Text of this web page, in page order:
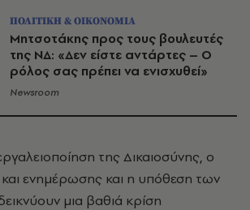
ΠΟΛΙΤΙΚΗ & ΟΙΚΟΝΟΜΙΑ
Μητσοτάκης προς τους βουλευτές
της ΝΔ: «Δεν είστε αντάρτες – Ο
ρόλος σας πρέπει να ενισχυθεί»
Newsroom
της Δικαιοσύνης, ο
ενημέρωσης και η υπόθεση των
μια βαθιά κρίση